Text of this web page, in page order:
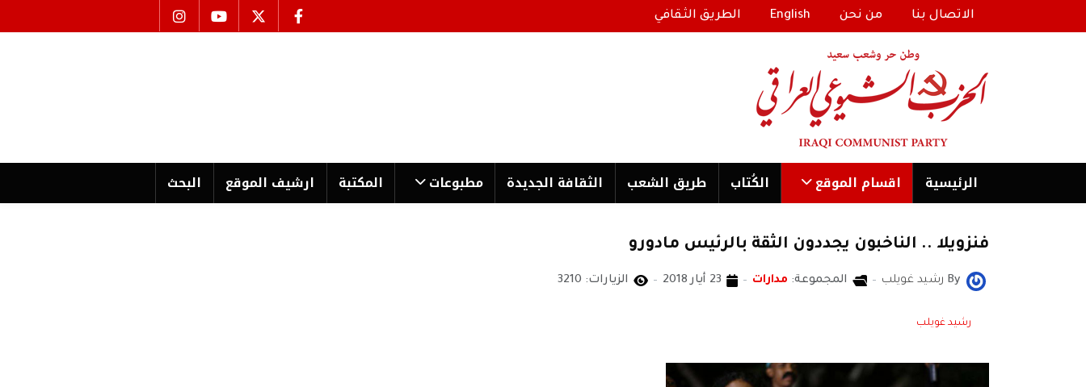
الاتصال بنا من نحن English الطريق الثقافي
الرئیسية اقسام الموقع الكُتاب طریق الشعب الثقافة الجدیدة مطبوعات المكتبة ارشیف الموقع البحث
فنزويلا .. الناخبون يجددون الثقة بالرئيس مادورو
By رشيد غويلب المجموعة: مدارات 23 أيار 2018 الزيارات: 3210
رشيد غويلب